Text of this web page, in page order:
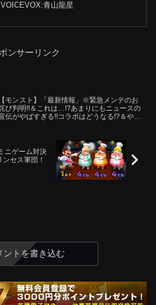
VOICEVOX:青山龍星
ンサーリンク
【モンスト】「最新情報」※緊急メンテのお
び判明!!＆これは…!?あまりにもニュースの
伝がやばすぎる!!コラボはどうなる!?＆やは
ニゲーム対決
セス軍団！
ントを書き込む